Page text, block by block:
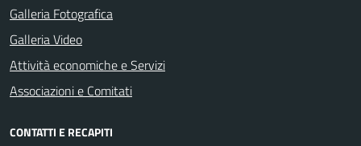
Galleria Fotografica
Galleria Video
Attività economiche e Servizi
Associazioni e Comitati
CONTATTI E RECAPITI